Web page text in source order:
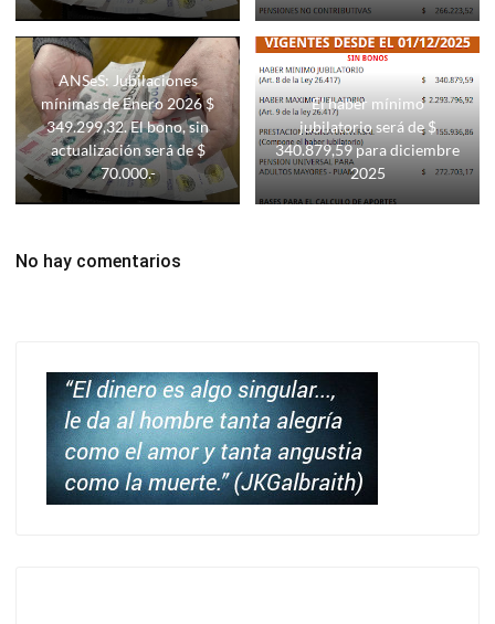
ANSeS: Jubilaciones
mínimas de Enero 2026 $
349.299,32. El bono, sin
actualización será de $
70.000.-
El haber mínimo
jubilatorio será de $
340.879,59 para diciembre
2025
No hay comentarios